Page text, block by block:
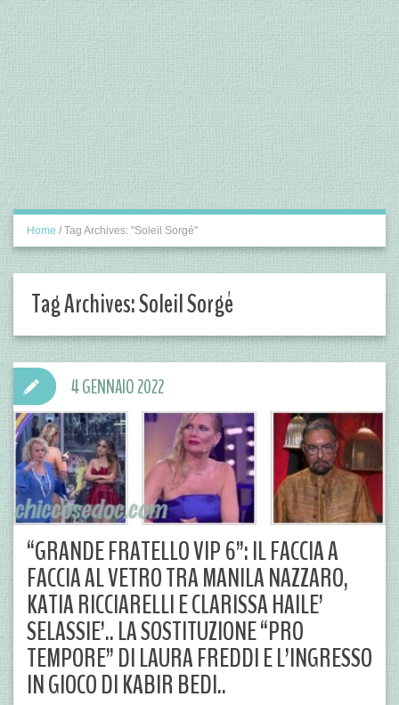
Home / Tag Archives: "Soleil Sorgé"
Tag Archives:Soleil Sorgé
“GRANDE FRATELLO VIP 6”: IL FACCIA A
FACCIA AL VETRO TRA MANILA NAZZARO,
KATIA RICCIARELLI E CLARISSA HAILE’
SELASSIE’.. LA SOSTITUZIONE “PRO
TEMPORE” DI LAURA FREDDI E L’INGRESSO
IN GIOCO DI KABIR BEDI..
4 GENNAIO 2022